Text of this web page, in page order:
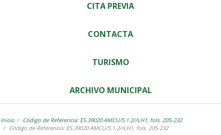
CITA PREVIA
CONTACTA
TURISMO
ARCHIVO MUNICIPAL
Inicio
Código de Referencia: ES.39020.AMCU/5.1.2//LH1, fols. 205-232
Código de Referencia: ES.39020.AMCU/5.1.2//LH1, fols. 205-232